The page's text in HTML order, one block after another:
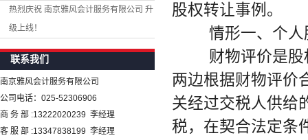
热烈庆祝 南京雅风会计服务有限公司 升
级上线！
联系我们
南京雅风会计服务有限公司
公司电话：025-52306906
商 务 部 :13222020239 李经理
客 服 部 :13347838199 李经理
股权转让事例。
情形一、个人
财物评价是股
两边根据财物评价
关经过交税人供给
税，在契合法定条